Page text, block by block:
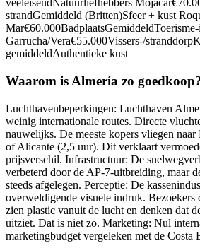
veeleisendNatuurliefhebbers
strandGemiddeld (Britten)Sfeer + kust
Garrucha/Vera€55.000Vissers-/
gemiddeldAuthentieke kust
Waarom is Almería zo
Luchthavenbeperkingen: Luchthaven
weinig internationale routes. Directe
nauwelijks. De meeste kopers vliegen
of Alicante (2,5 uur). Dit verklaart
prijsverschil. Infrastructuur: De
verbeterd door de AP-7-uitbreiding, maar
steeds afgelegen. Perceptie: De
overweldigende visuele indruk. Bezoekers
zien plastic vanuit de lucht en denken dat
uitziet. Dat is niet zo. Marketing: Nul
marketingbudget vergeleken met de Costa